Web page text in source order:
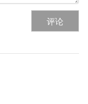
评论